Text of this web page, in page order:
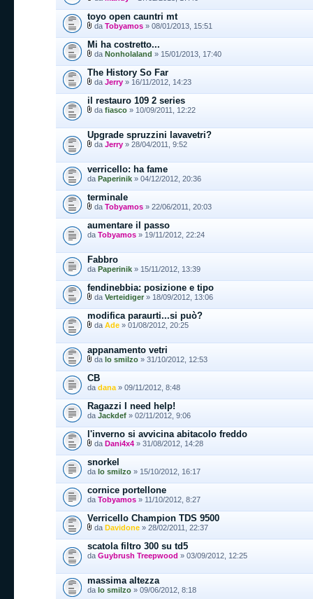
toyo open cauntri mt
da Tobyamos » 08/01/2013, 15:51
Mi ha costretto...
da Nonholaland » 15/01/2013, 17:40
The History So Far
da Jerry » 16/11/2012, 14:23
il restauro 109 2 series
da fiasco » 10/09/2011, 12:22
Upgrade spruzzini lavavetri?
da Jerry » 28/04/2011, 9:52
verricello: ha fame
da Paperinik » 04/12/2012, 20:36
terminale
da Tobyamos » 22/06/2011, 20:03
aumentare il passo
da Tobyamos » 19/11/2012, 22:24
Fabbro
da Paperinik » 15/11/2012, 13:39
fendinebbia: posizione e tipo
da Verteidiger » 18/09/2012, 13:06
modifica paraurti...si può?
da Ade » 01/08/2012, 20:25
appanamento vetri
da lo smilzo » 31/10/2012, 12:53
CB
da dana » 09/11/2012, 8:48
Ragazzi I need help!
da Jackdef » 02/11/2012, 9:06
l'inverno si avvicina abitacolo freddo
da Dani4x4 » 31/08/2012, 14:28
snorkel
da lo smilzo » 15/10/2012, 16:17
cornice portellone
da Tobyamos » 11/10/2012, 8:27
Verricello Champion TDS 9500
da Davidone » 28/02/2011, 22:37
scatola filtro 300 su td5
da Guybrush Treepwood » 03/09/2012, 12:25
massima altezza
da lo smilzo » 09/06/2012, 8:18